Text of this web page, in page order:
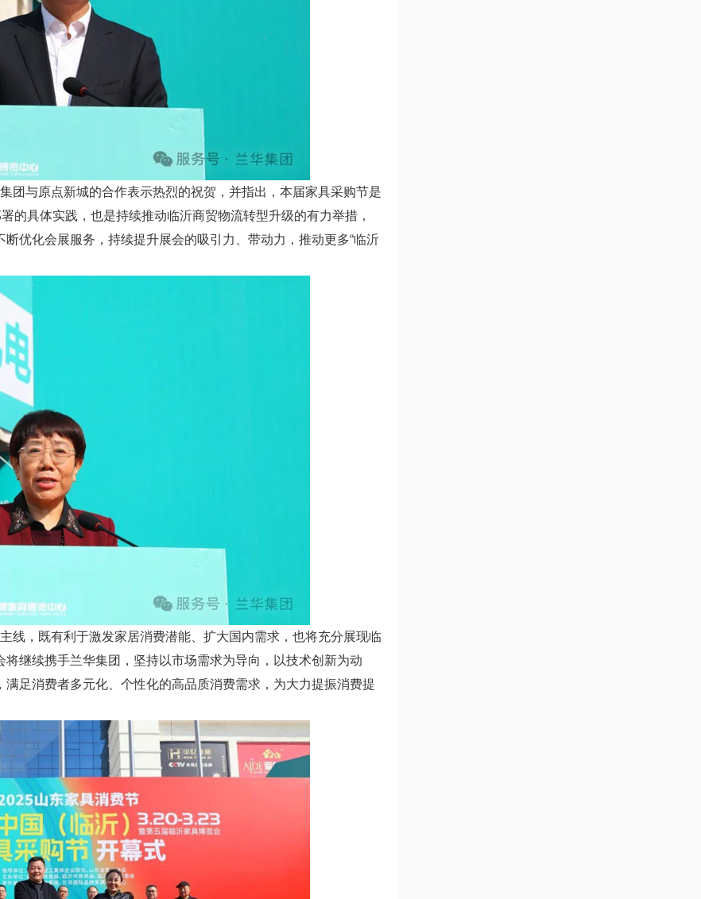
与原点新城的合作表示热烈的祝贺，并指出，本届家具采购节是
的具体实践，也是持续推动临沂商贸物流转型升级的有力举措，
优化会展服务，持续提升展会的吸引力、带动力，推动更多“临沂
，既有利于激发家居消费潜能、扩大国内需求，也将充分展现临
继续携手兰华集团，坚持以市场需求为导向，以技术创新为动
足消费者多元化、个性化的高品质消费需求，为大力提振消费提